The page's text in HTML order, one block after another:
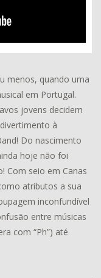
menos, quando uma
em Portugal.
jovens decidem
à
Do nascimento
hoje não foi
Com seio em Canas
atributos a sua
inconfundível
entre músicas
com “Ph”) até